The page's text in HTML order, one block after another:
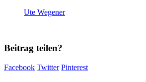
Ute Wegener
Beitrag teilen?
Facebook Twitter Pinterest